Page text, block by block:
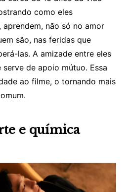
como eles
aprendem, não só no amor
são, nas feridas que
las. A amizade entre eles
de apoio mútuo. Essa
ao filme, o tornando mais
e química